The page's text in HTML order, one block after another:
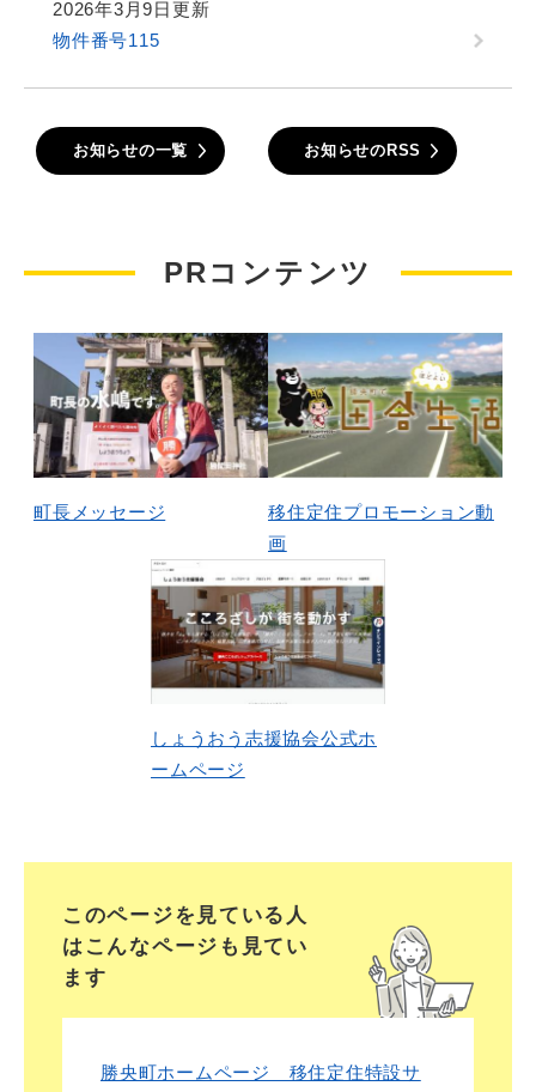
2026年3月9日更新
物件番号115
お知らせの一覧 お知らせのRSS
PRコンテンツ
町長メッセージ
​移住定住プロモーション動
画
​しょうおう志援協会公式ホ
ームページ
このページを見ている人
は こんなページも見てい
ます
勝央町ホームページ 移住定住特設サ